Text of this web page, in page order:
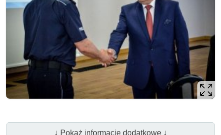
↓ Pokaż informacje dodatkowe ↓